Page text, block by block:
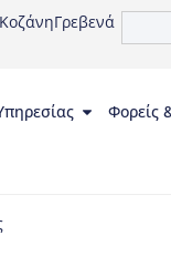
Γρεβενά
Φορείς